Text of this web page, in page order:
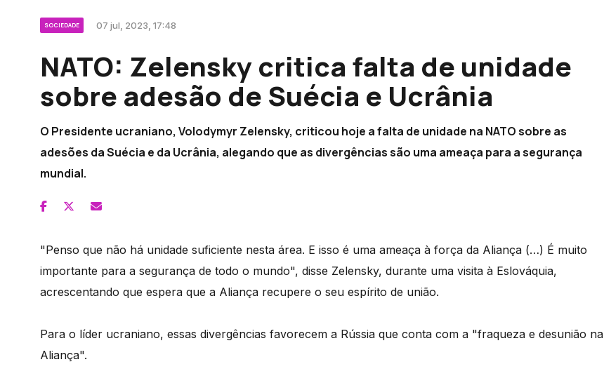
SOCIEDADE 07 jul, 2023, 17:48
NATO: Zelensky critica falta de unidade
sobre adesão de Suécia e Ucrânia
O Presidente ucraniano, Volodymyr Zelensky, criticou hoje a falta de unidade na NATO sobre as
adesões da Suécia e da Ucrânia, alegando que as divergências são uma ameaça para a segurança
mundial.
"Penso que não há unidade suficiente nesta área. E isso é uma ameaça à força da Aliança (…) É muito
importante para a segurança de todo o mundo", disse Zelensky, durante uma visita à Eslováquia,
acrescentando que espera que a Aliança recupere o seu espírito de união.
Para o líder ucraniano, essas divergências favorecem a Rússia que conta com a "fraqueza e desunião na
Aliança".